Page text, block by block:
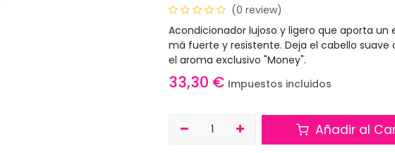
(0 review)
Acondicionador lujoso y ligero que aporta
má fuerte y resistente. Deja el cabello suave
el aroma exclusivo "Money".
33,30 € Impuestos incluidos
Añadir al